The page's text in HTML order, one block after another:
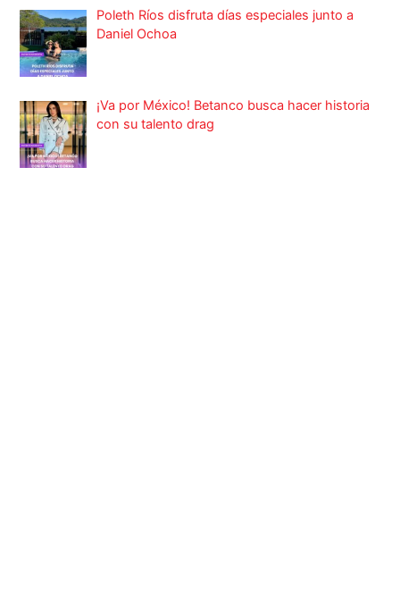
Poleth Ríos disfruta días especiales junto a
Daniel Ochoa
¡Va por México! Betanco busca hacer historia
con su talento drag